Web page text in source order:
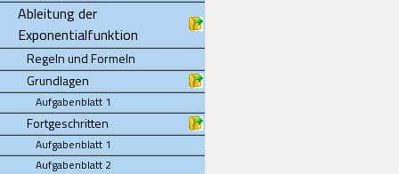
Ableitung der
Exponentialfunktion
Regeln und Formeln
Grundlagen
Aufgabenblatt 1
Fortgeschritten
Aufgabenblatt 1
Aufgabenblatt 2